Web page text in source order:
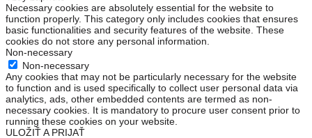
Necessary cookies are absolutely essential for the website to
function properly. This category only includes cookies that ensures
basic functionalities and security features of the website. These
cookies do not store any personal information.
Non-necessary
Non-necessary
Any cookies that may not be particularly necessary for the website
to function and is used specifically to collect user personal data via
analytics, ads, other embedded contents are termed as non-
necessary cookies. It is mandatory to procure user consent prior to
running these cookies on your website.
ULOŽIŤ A PRIJAŤ